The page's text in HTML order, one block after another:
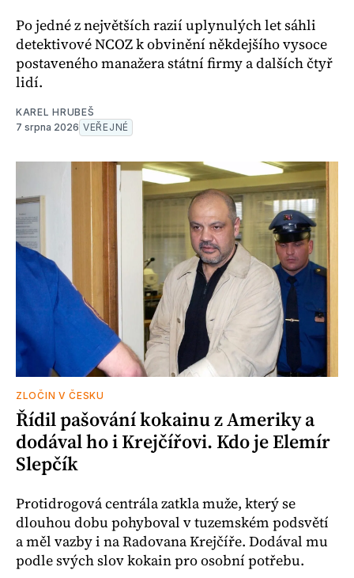
Po jedné z největších razií uplynulých let sáhli
detektivové NCOZ k obvinění někdejšího vysoce
postaveného manažera státní firmy a dalších čtyř
lidí.
KAREL HRUBEŠ
7 srpna 2026 VEŘEJNÉ
ZLOČIN V ČESKU
Řídil pašování kokainu z Ameriky a
dodával ho i Krejčířovi. Kdo je Elemír
Slepčík
Protidrogová centrála zatkla muže, který se
dlouhou dobu pohyboval v tuzemském podsvětí
a měl vazby i na Radovana Krejčíře. Dodával mu
podle svých slov kokain pro osobní potřebu.